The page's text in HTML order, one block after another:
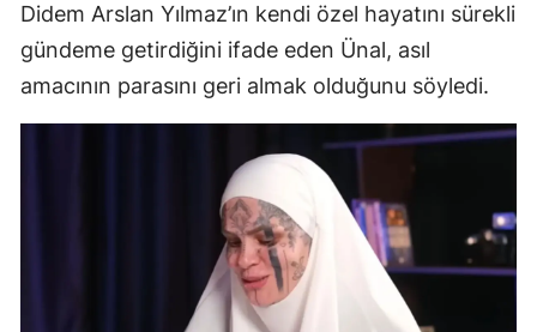
Didem Arslan Yılmaz’ın kendi özel hayatını sürekli
gündeme getirdiğini ifade eden Ünal, asıl
amacının parasını geri almak olduğunu söyledi.